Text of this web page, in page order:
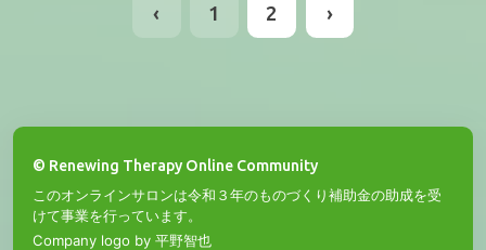
‹ 1 2 ›
© Renewing Therapy Online Community
このオンラインサロンは令和３年のものづくり補助金の助成を受
けて事業を行っています。
Company logo by 平野智也